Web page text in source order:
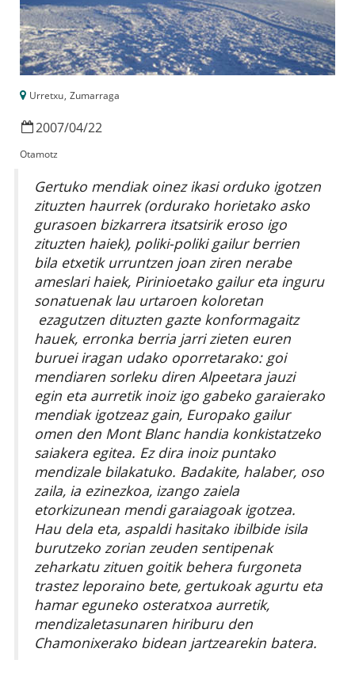
Urretxu, Zumarraga
2007/04/22
Otamotz
Gertuko mendiak oinez ikasi orduko igotzen
zituzten haurrek (ordurako horietako asko
gurasoen bizkarrera itsatsirik eroso igo
zituzten haiek), poliki-poliki gailur berrien
bila etxetik urruntzen joan ziren nerabe
ameslari haiek, Pirinioetako gailur eta inguru
sonatuenak lau urtaroen koloretan
ezagutzen dituzten gazte konformagaitz
hauek, erronka berria jarri zieten euren
buruei iragan udako oporretarako: goi
mendiaren sorleku diren Alpeetara jauzi
egin eta aurretik inoiz igo gabeko garaierako
mendiak igotzeaz gain, Europako gailur
omen den Mont Blanc handia konkistatzeko
saiakera egitea. Ez dira inoiz puntako
mendizale bilakatuko. Badakite, halaber, oso
zaila, ia ezinezkoa, izango zaiela
etorkizunean mendi garaiagoak igotzea.
Hau dela eta, aspaldi hasitako ibilbide isila
burutzeko zorian zeuden sentipenak
zeharkatu zituen goitik behera furgoneta
trastez leporaino bete, gertukoak agurtu eta
hamar eguneko osteratxoa aurretik,
mendizaletasunaren hiriburu den
Chamonixerako bidean jartzearekin batera.